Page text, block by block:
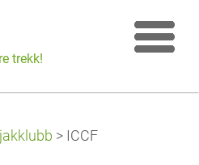
trekk!
> ICCF